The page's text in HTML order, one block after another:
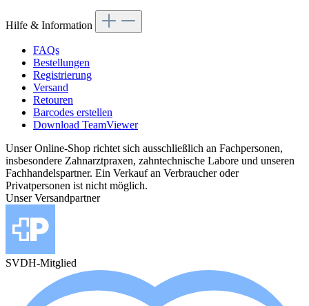
Hilfe & Information
FAQs
Bestellungen
Registrierung
Versand
Retouren
Barcodes erstellen
Download TeamViewer
Unser Online-Shop richtet sich ausschließlich an Fachpersonen,
insbesondere Zahnarztpraxen, zahntechnische Labore und unseren
Fachhandelspartner. Ein Verkauf an Verbraucher oder
Privatpersonen ist nicht möglich.
Unser Versandpartner
SVDH-Mitglied